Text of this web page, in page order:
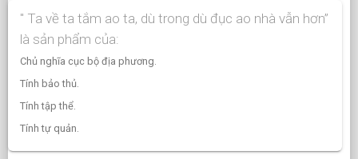
" Ta về ta tắm ao ta, dù trong dù đục ao nhà vẫn hơn”
là sản phẩm của:
Chủ nghĩa cục bộ địa phương.
Tính bảo thủ.
Tính tập thể.
Tính tự quản.